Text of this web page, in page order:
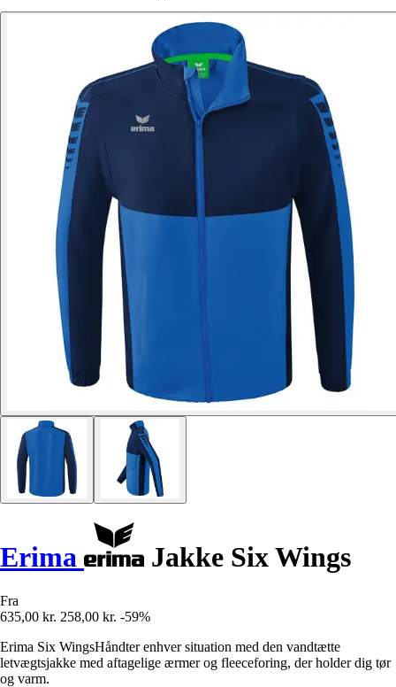
Erima Jakke Six Wings
Fra
635,00 kr. 258,00 kr. -59%
Erima Six WingsHåndter enhver situation med den vandtætte
letvægtsjakke med aftagelige ærmer og fleeceforing, der holder dig tør
og varm.